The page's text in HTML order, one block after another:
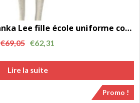
Macross Frontier Ranka Lee fille école uniforme cosplay costume AC00996
€69,05 €62,31
Lire la suite
Promo !